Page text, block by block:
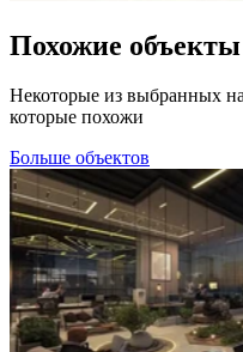
Похожие
Некоторые из выбранных
которые похожи
Больше объектов